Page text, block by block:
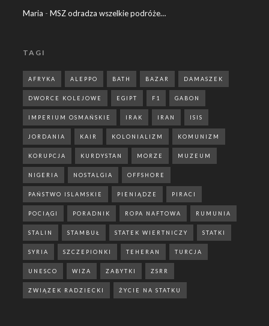
Maria - MSZ odradza wszelkie podróże…
TAGI
AFRYKA ALEPPO BATH BAZAR DAMASZEK
DWORCE KOLEJOWE EGIPT F1 GABON
IMPERIUM OSMAŃSKIE IRAK IRAN ISIS
JORDANIA KAIR KOLONIALIZM KOMUNIZM
KORUPCJA KURDYSTAN MORZE MUZEUM
NIGERIA NOSTALGIA OFFSHORE
PAŃSTWO ISLAMSKIE PIENIĄDZE PIRACI
POCIĄGI PORADNIK ROPA NAFTOWA RUMUNIA
STALIN STAMBUŁ STATEK WIERTNICZY STATKI
SYRIA SZCZEPIONKI TEHERAN TURCJA
UNESCO WIZA ZABYTKI ZSRR
ZWIĄZEK RADZIECKI ŻYCIE NA STATKU